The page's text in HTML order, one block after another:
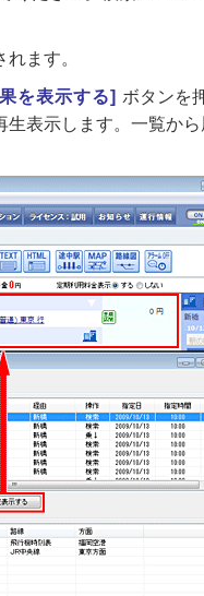
ます。
を表示する] ボタンを
表示します。一覧か